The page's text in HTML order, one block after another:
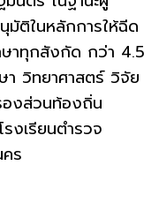
มัติในหลักการให้ฉีด
ษาทุกสังกัด กว่า 4.5
วิทยาศาสตร์ วิจัย
งส่วนท้องถิ่น
งเรียนตำรวจ
ร